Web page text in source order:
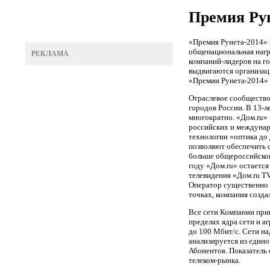
РЕКЛАМА
Премия
«Премия Рунета-2014»
общенациональная
компаний-лидеров на
выдвигаются
«Премии Рунета-2014»
Отраслевое
городов России. В 13-
многократно. «Дом.ru»
российских и
технологии «оптика
позволяют
больше
году «Дом.ru»
телевидения «Дом.ru
Оператор
точках, компания
Все сети Компании
пределах ядра сети и
до 100 Мбит/с. Сети
анализируется из
Абонентов.
телеком-рынка.